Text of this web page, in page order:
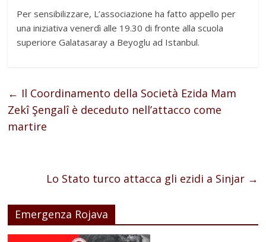
Per sensibilizzare, L’associazione ha fatto appello per
una iniziativa venerdì alle 19.30 di fronte alla scuola
superiore Galatasaray a Beyoglu ad Istanbul.
← Il Coordinamento della Società Ezida Mam
Zekî Şengalî è deceduto nell’attacco come
martire
Lo Stato turco attacca gli ezidi a Sinjar →
Emergenza Rojava